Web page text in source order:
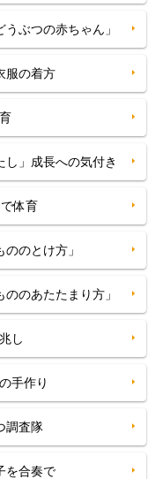
ぶつの赤ちゃん」
服の着方
」成長への気付き
体育
のとけ方」
のあたたまり方」
し
手作り
調査隊
を合奏で